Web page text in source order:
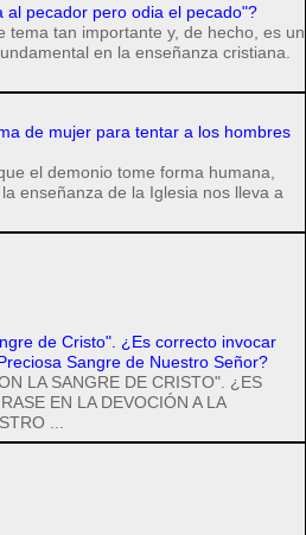
al pecador pero odia el pecado"?
tema tan importante y, de hecho, es un
en la enseñanza cristiana.
de mujer para tentar a los hombres
el demonio tome forma humana,
enseñanza de la Iglesia nos lleva a
de Cristo". ¿Es correcto invocar
Sangre de Nuestro Señor?
LA SANGRE DE CRISTO". ¿ES
EN LA DEVOCIÓN A LA
...